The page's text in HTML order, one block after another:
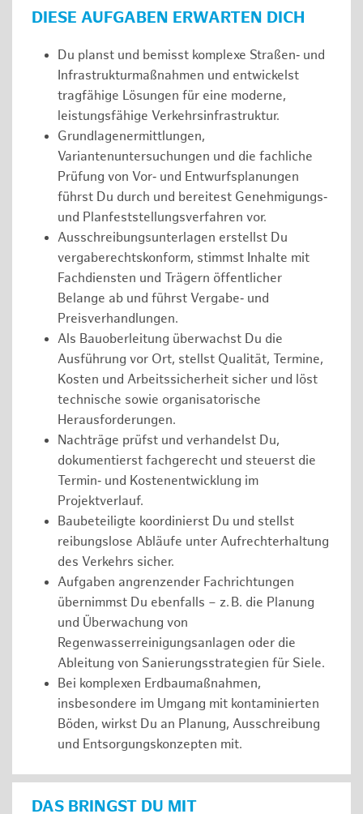
DIESE AUFGABEN ERWARTEN DICH
Du planst und bemisst komplexe Straßen‑ und
Infrastrukturmaßnahmen und entwickelst
tragfähige Lösungen für eine moderne,
leistungsfähige Verkehrsinfrastruktur.
Grundlagenermittlungen,
Variantenuntersuchungen und die fachliche
Prüfung von Vor‑ und Entwurfsplanungen
führst Du durch und bereitest Genehmigungs‑
und Planfeststellungsverfahren vor.
Ausschreibungsunterlagen erstellst Du
vergaberechtskonform, stimmst Inhalte mit
Fachdiensten und Trägern öffentlicher
Belange ab und führst Vergabe‑ und
Preisverhandlungen.
Als Bauoberleitung überwachst Du die
Ausführung vor Ort, stellst Qualität, Termine,
Kosten und Arbeitssicherheit sicher und löst
technische sowie organisatorische
Herausforderungen.
Nachträge prüfst und verhandelst Du,
dokumentierst fachgerecht und steuerst die
Termin‑ und Kostenentwicklung im
Projektverlauf.
Baubeteiligte koordinierst Du und stellst
reibungslose Abläufe unter Aufrechterhaltung
des Verkehrs sicher.
Aufgaben angrenzender Fachrichtungen
übernimmst Du ebenfalls – z. B. die Planung
und Überwachung von
Regenwasserreinigungsanlagen oder die
Ableitung von Sanierungsstrategien für Siele.
Bei komplexen Erdbaumaßnahmen,
insbesondere im Umgang mit kontaminierten
Böden, wirkst Du an Planung, Ausschreibung
und Entsorgungskonzepten mit.
DAS BRINGST DU MIT